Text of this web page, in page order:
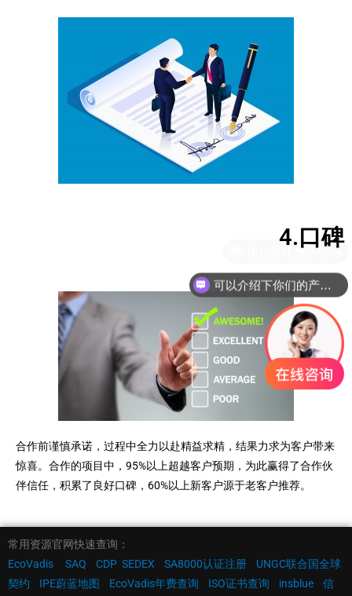
4.口碑
合作前谨慎承诺，过程中全力以赴精益求精，结果力求为客户带来
惊喜。合作的项目中，95%以上超越客户预期，为此赢得了合作伙
伴信任，积累了良好口碑，60%以上新客户源于老客户推荐。
常用资源官网快速查询：
EcoVadis
SAQ CDP SEDEX SA8000认证注册
UNGC联合国全球
契约
IPE蔚蓝地图 EcoVadis年费查询 ISO证书查询 insblue
信
可以介绍下你们的产品么